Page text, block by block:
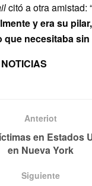
citó a otra amistad: “
y era su
que necesitaba
Anteriot
en Estados
en Nueva York
Siguiente